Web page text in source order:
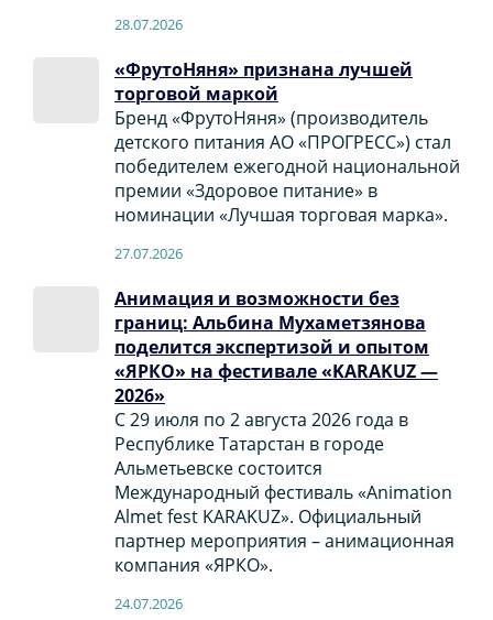
28.07.2026
«ФрутоНяня» признана лучшей
торговой маркой
Бренд «ФрутоНяня» (производитель
детского питания АО «ПРОГРЕСС») стал
победителем ежегодной национальной
премии «Здоровое питание» в
номинации «Лучшая торговая марка».
27.07.2026
Анимация и возможности без
границ: Альбина Мухаметзянова
поделится экспертизой и опытом
«ЯРКО» на фестивале «KARAKUZ —
2026»
С 29 июля по 2 августа 2026 года в
Республике Татарстан в городе
Альметьевске состоится
Международный фестиваль «Animation
Almet fest KARAKUZ». Официальный
партнер мероприятия – анимационная
компания «ЯРКО».
24.07.2026